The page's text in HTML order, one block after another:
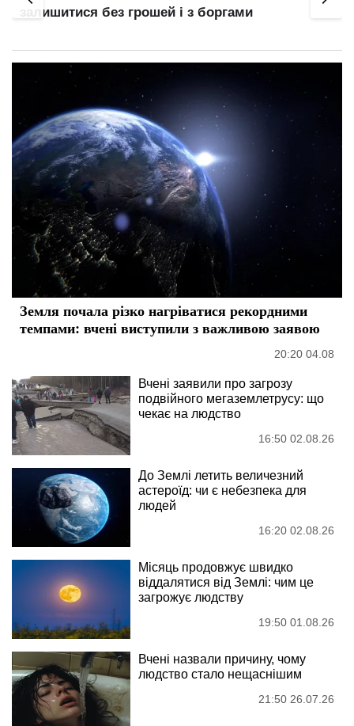
головний нюанс для працівників
Земля почала різко нагріватися рекордними
темпами: вчені виступили з важливою заявою
20:20 04.08
Вчені заявили про загрозу
подвійного мегаземлетрусу: що
чекає на людство
16:50 02.08.26
До Землі летить величезний
астероїд: чи є небезпека для
людей
16:20 02.08.26
Місяць продовжує швидко
віддалятися від Землі: чим це
загрожує людству
19:50 01.08.26
Вчені назвали причину, чому
людство стало нещаснішим
21:50 26.07.26